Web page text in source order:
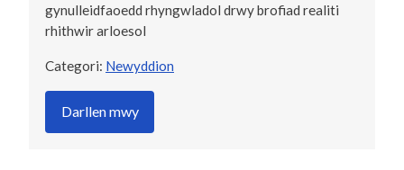
gynulleidfaoedd rhyngwladol drwy brofiad realiti
rhithwir arloesol
Categori: Newyddion
Darllen mwy